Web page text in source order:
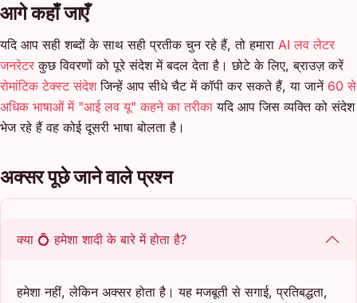
आगे कहाँ जाएँ
यदि आप सही शब्दों के साथ सही प्रतीक चुन रहे हैं, तो हमारा AI लव लेटर
जनरेटर कुछ विवरणों को पूरे संदेश में बदल देता है। छोटे के लिए, ब्राउज़ करें
रोमांटिक टेक्स्ट संदेशजिन्हें आप सीधे चैट में कॉपी कर सकते हैं, या जानें 60 से
अधिक भाषाओं में "आई लव यू" कहने का तरीका यदि आप जिस व्यक्ति को संदेश
भेज रहे हैं वह कोई दूसरी भाषा बोलता है।
अक्सर पूछे जाने वाले प्रश्न
क्या 💍 हमेशा शादी के बारे में होता है?
हमेशा नहीं, लेकिन अक्सर होता है। यह मजबूती से सगाई, प्रतिबद्धता,